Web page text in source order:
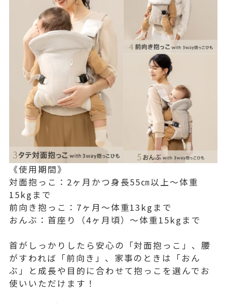
《使用期間》
対面抱っこ：2ヶ月かつ身長55㎝以上〜体重
15kgまで
前向き抱っこ：7ヶ月〜体重13kgまで
おんぶ：首座り（4ヶ月頃）〜体重15kgまで
首がしっかりしたら安心の「対面抱っこ」、腰
がすわれば「前向き」、家事のときは「おん
ぶ」と成長や目的に合わせて抱っこを選んでお
使いいただけます！